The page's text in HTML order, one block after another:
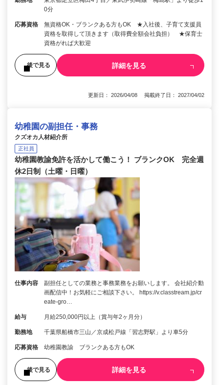
0分
応募資格
無資格OK・ブランクある方もOK ★入社後、子育て支援員
資格を取得して頂きます（取得費全額会社負担） ★保育士
資格がれば大歓迎
後で見る 詳細を見る
更新日： 2026/04/08 掲載終了日： 2027/04/02
幼稚園の副担任・事務
クズオカ人材紹介所
正社員
幼稚園教諭免許を活かして働こう！ ブランクOK 完全週
休2日制（土曜・日曜）
仕事内容
副担任としての業務と事務業務をお願いします。 会社紹介動
画配信中！お気軽にご相談下さい。 https://v.classtream.jp/cr
eate-gro…
給与 月給250,000円以上（賞与年2ヶ月分）
勤務地 千葉県船橋市三山／京成松戸線「習志野駅」より車5分
応募資格 幼稚園教諭 ブランクある方もOK
後で見る 詳細を見る